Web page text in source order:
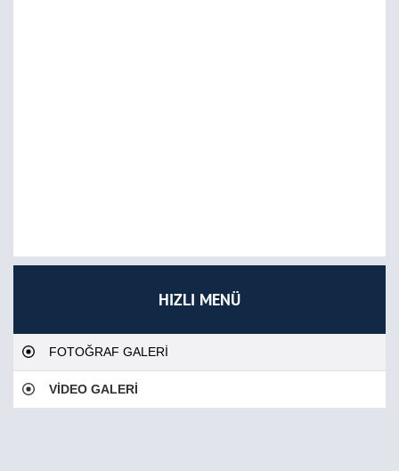
HIZLI MENÜ
FOTOĞRAF GALERİ
VİDEO GALERİ